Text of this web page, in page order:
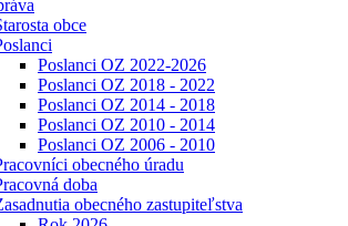
obce
Poslanci OZ 2022-2026
Poslanci OZ 2018 - 2022
Poslanci OZ 2014 - 2018
Poslanci OZ 2010 - 2014
Poslanci OZ 2006 - 2010
obecného úradu
doba
obecného zastupiteľstva